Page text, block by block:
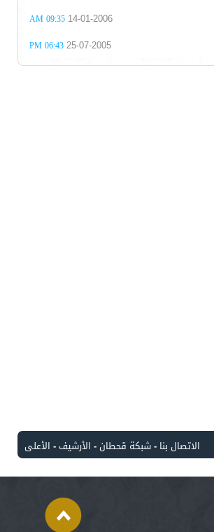
14-01-2006
09:35 AM
25-07-2005
06:43 PM
الاتصال بنا -شبكة قحطان- الأرشيف- الأعلى